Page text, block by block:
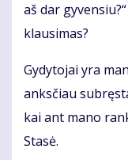
aš dar
klau­si­mas?
Gy­dy­to­jai yra
anks­čiau
kai ant ma­no
Sta­sė.